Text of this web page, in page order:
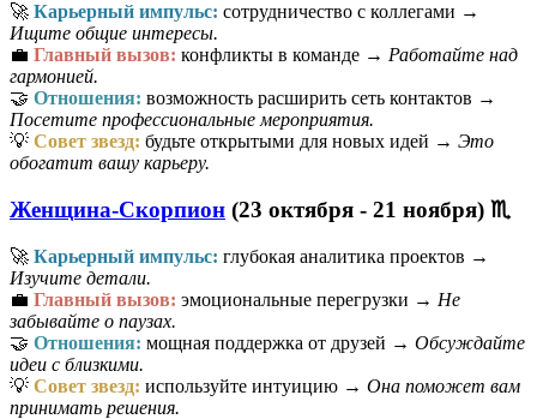
🚀 Карьерный импульс: сотрудничество с коллегами →
Ищите общие интересы.
💼 Главный вызов: конфликты в команде → Работайте над
гармонией.
🤝 Отношения: возможность расширить сеть контактов →
Посетите профессиональные мероприятия.
💡 Совет звезд: будьте открытыми для новых идей → Это
обогатит вашу карьеру.
Женщина-Скорпион (23 октября - 21 ноября) ♏
🚀 Карьерный импульс: глубокая аналитика проектов →
Изучите детали.
💼 Главный вызов: эмоциональные перегрузки → Не
забывайте о паузах.
🤝 Отношения: мощная поддержка от друзей → Обсуждайте
идеи с близкими.
💡 Совет звезд: используйте интуицию → Она поможет вам
принимать решения.